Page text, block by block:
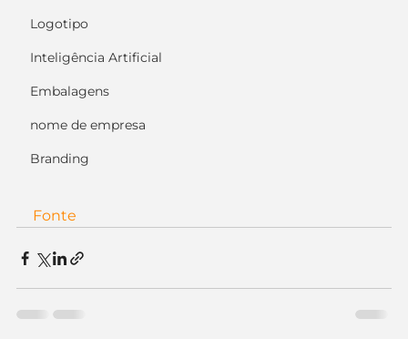
Logotipo
Inteligência Artificial
Embalagens
nome de empresa
Branding
Fonte